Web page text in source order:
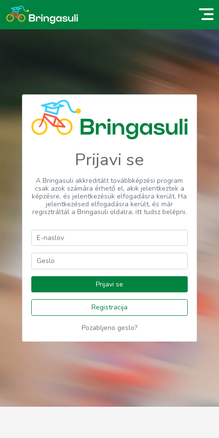
Prijavi se
A Bringasuli akkreditált továbbképzési program
csak azok számára érhető el, akik jelentkeztek a
képzésre, és jelentkezésük elfogadásra került. Ha
jelentkezésed elfogadásra került, és már
regisztráltál a Bringasuli oldalra, itt tudsz belépni.
Prijavi se
Registracija
Pozabljeno geslo?